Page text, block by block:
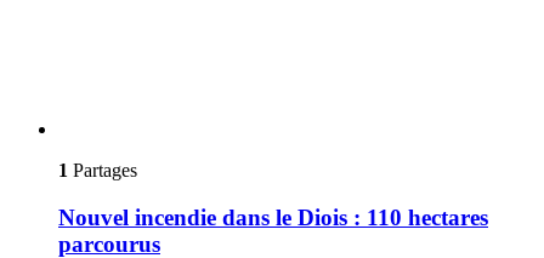
1 Partages
Nouvel incendie dans le Diois : 110 hectares
parcourus